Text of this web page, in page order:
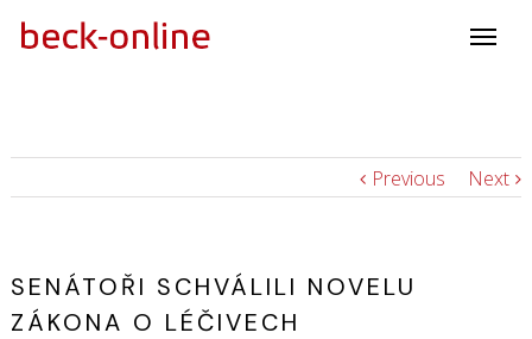
Previous Next
SENÁTOŘI SCHVÁLILI NOVELU
ZÁKONA O LÉČIVECH